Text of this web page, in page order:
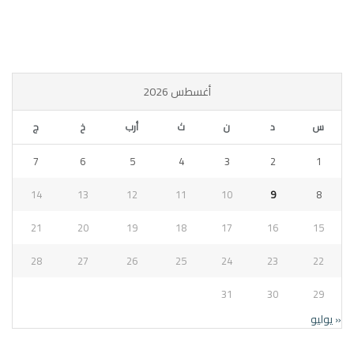
أغسطس 2026
س د ن ث أرب خ ج
1
2
3
4
5
6
7
8
9
10
11
12
13
14
15
16
17
18
19
20
21
22
23
24
25
26
27
28
29
30
31
« يوليو